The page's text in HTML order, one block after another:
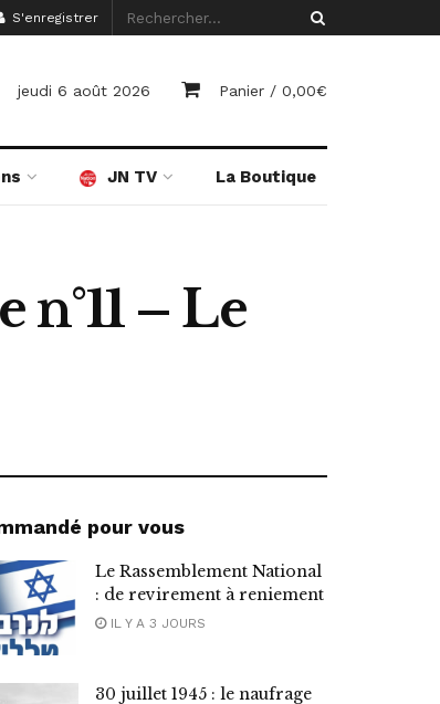
S'enregistrer
jeudi 6 août 2026 Panier / 0,00€
JN TV La Boutique
– Le
pour vous
Le Rassemblement National
: de revirement à reniement
IL Y A 3 JOURS
30 juillet 1945 : le naufrage